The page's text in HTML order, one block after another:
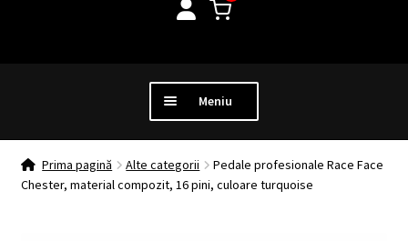
Meniu
PROMOTII
Prima pagină Alte categorii
Pedale profesionale Race Face
Chester, material compozit, 16 pini, culoare turquoise